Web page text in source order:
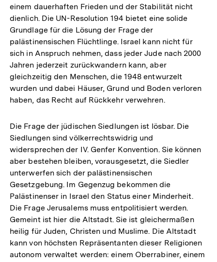
einem dauerhaften Frieden und der Stabilität nicht
dienlich. Die UN-Resolution 194 bietet eine solide
Grundlage für die Lösung der Frage der
palästinensischen Flüchtlinge. Israel kann nicht für
sich in Anspruch nehmen, dass jeder Jude nach 2000
Jahren jederzeit zurückwandern kann, aber
gleichzeitig den Menschen, die 1948 entwurzelt
wurden und dabei Häuser, Grund und Boden verloren
haben, das Recht auf Rückkehr verwehren.
Die Frage der jüdischen Siedlungen ist lösbar. Die
Siedlungen sind völkerrechtswidrig und
widersprechen der IV. Genfer Konvention. Sie können
aber bestehen bleiben, vorausgesetzt, die Siedler
unterwerfen sich der palästinensischen
Gesetzgebung. Im Gegenzug bekommen die
Palästinenser in Israel den Status einer Minderheit.
Die Frage Jerusalems muss entpolitisiert werden.
Gemeint ist hier die Altstadt. Sie ist gleichermaßen
heilig für Juden, Christen und Muslime. Die Altstadt
kann von höchsten Repräsentanten dieser Religionen
autonom verwaltet werden: einem Oberrabiner, einem